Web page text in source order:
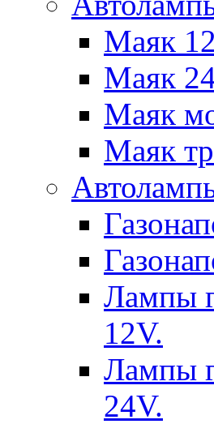
Маяк
Маяк
Маяк
Маяк
Лампы
12V.
Лампы
24V.